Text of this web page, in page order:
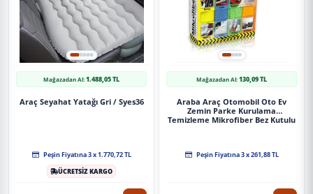
Mağazadan Al:1.488,05 TL
Araç Seyahat Yatağı Gri / Syes36
Peşin Fiyatına 3 x 1.770,72 TL
ÜCRETSİZ KARGO
Mağazadan Al:130,09 TL
Araba Araç Otomobil Oto Ev
Zemin Parke Kurulama
Temizleme Mikrofiber Bez Kutulu
Peşin Fiyatına 3 x 261,88 TL